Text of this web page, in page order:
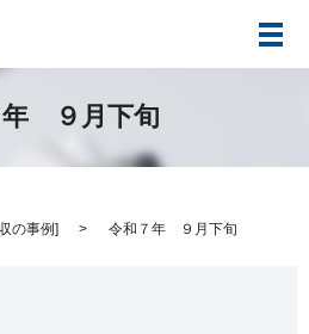
メ
年 ９月下旬
の事例] 令和７年 ９月下旬